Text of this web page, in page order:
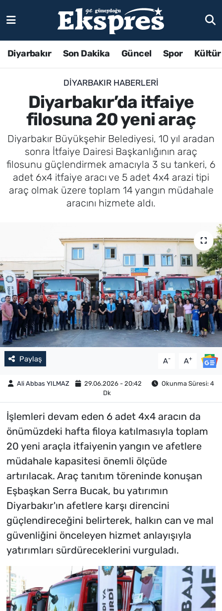
Diyarbakır Son Dakika Güncel Spor
DIYARBAKIR HABERLERI
Diyarbakır’da itfaiye
filosuna 20 yeni araç
Diyarbakır Büyükşehir Belediyesi, 10 yıl aradan
sonra İtfaiye Dairesi Başkanlığının araç
filosunu güçlendirmek amacıyla 3 su tankeri, 6
adet 6x4 itfaiye aracı ve 5 adet 4x4 arazi tipi
araç olmak üzere toplam 14 yangın müdahale
aracını hizmete aldı.
Paylaş A- A+
Ali Abbas YILMAZ 29.06.2026 - 20:42
Okunma Süresi: 4
Dk
İşlemleri devam eden 6 adet 4x4 aracın da
önümüzdeki hafta filoya katılmasıyla toplam
20 yeni araçla itfaiyenin yangın ve afetlere
müdahale kapasitesi önemli ölçüde
artırılacak. Araç tanıtım töreninde konuşan
Eşbaşkan Serra Bucak, bu yatırımın
Diyarbakır'ın afetlere karşı direncini
güçlendireceğini belirterek, halkın can ve mal
güvenliğini önceleyen hizmet anlayışıyla
yatırımları sürdüreceklerini vurguladı.